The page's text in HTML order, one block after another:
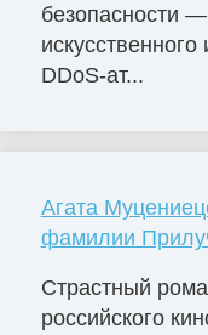
безопасности
DDoS-ат...
Агата
фамилии
Страстный
российского